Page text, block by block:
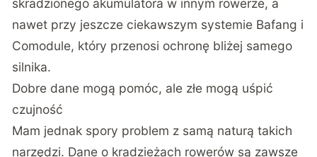
nawet przy jeszcze ciekawszym systemie Bafang i
Comodule, który przenosi ochronę bliżej samego
silnika.
Dobre dane mogą pomóc, ale złe mogą uśpić
czujność
Mam jednak spory problem z samą naturą takich
narzędzi. Dane o kradzieżach rowerów są zawsze